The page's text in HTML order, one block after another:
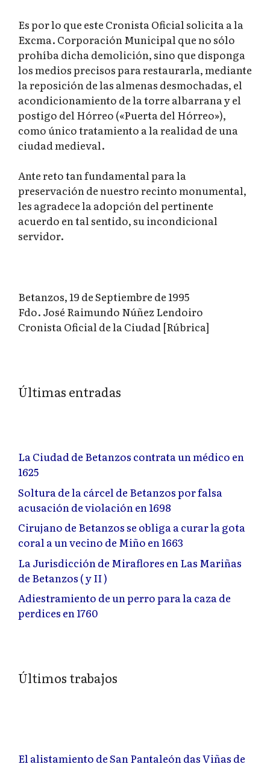
Es por lo que este Cronista Oficial solicita a la
Excma. Corporación Municipal que no sólo
prohíba dicha demolición, sino que disponga
los medios precisos para restaurarla, mediante
la reposición de las almenas desmochadas, el
acondicionamiento de la torre albarrana y el
postigo del Hórreo («Puerta del Hórreo»),
como único tratamiento a la realidad de una
ciudad medieval.
Ante reto tan fundamental para la
preservación de nuestro recinto monumental,
les agradece la adopción del pertinente
acuerdo en tal sentido, su incondicional
servidor.
Betanzos, 19 de Septiembre de 1995
Fdo. José Raimundo Núñez Lendoiro
Cronista Oficial de la Ciudad [Rúbrica]
Últimas entradas
La Ciudad de Betanzos contrata un médico en
1625
Soltura de la cárcel de Betanzos por falsa
acusación de violación en 1698
Cirujano de Betanzos se obliga a curar la gota
coral a un vecino de Miño en 1663
La Jurisdicción de Miraflores en Las Mariñas
de Betanzos ( y II )
Adiestramiento de un perro para la caza de
perdices en 1760
Últimos trabajos
El alistamiento de San Pantaleón das Viñas de